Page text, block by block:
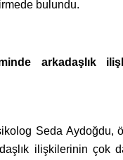
bulundu.
arkadaşlık
Seda Aydoğdu,
ilişkilerinin çok